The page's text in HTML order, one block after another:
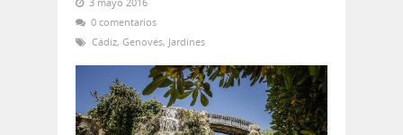
0 comentarios
Cádiz, Genovés, Jardines